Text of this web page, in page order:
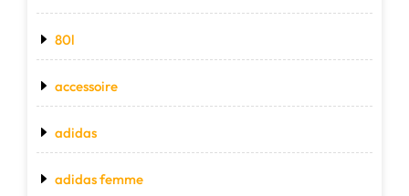
80l
accessoire
adidas
adidas femme